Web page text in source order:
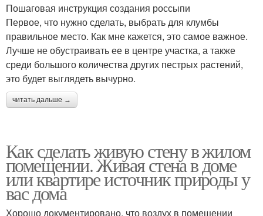
Пошаговая инструкция создания россыпи
Первое, что нужно сделать, выбрать для клумбы
правильное место. Как мне кажется, это самое важное.
Лучше не обустраивать ее в центре участка, а также
среди большого количества других пестрых растений,
это будет выглядеть вычурно.
читать дальше →
Как сделать живую стену в жилом
помещении. Живая стена в доме
или квартире источник природы у
вас дома
Хорошо документировано, что воздух в помещении